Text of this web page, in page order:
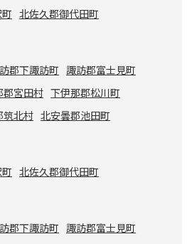
北佐久郡御代田町
郡下諏訪町 諏訪郡富士見町
郡宮田村 下伊那郡松川町
筑北村 北安曇郡池田町
北佐久郡御代田町
郡下諏訪町 諏訪郡富士見町